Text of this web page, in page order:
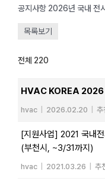
목록보기
전체 220
HVAC KOREA 2026
hvac 2026.02.20 추
[지원사업] 2021 국내
(부천시, ~3/31까지)
hvac 2021.03.26 추